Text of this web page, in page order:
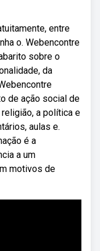
entre
o. Webencontre
sobre o
da
de ação social de
a política e
aulas e.
é a
a um
motivos de